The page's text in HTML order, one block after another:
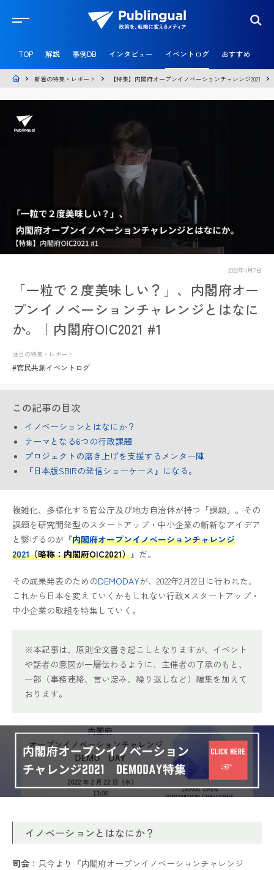
官
共
創
メ
ィ
P
u
b
l
i
n
g
u
TOP 解説 事例DB インタビュー イベントログ おすすめ
新着の特集・レポート 【特集】内閣府オープンイノベーションチャレンジ2021
2022年4月7日
「一粒で２度美味しい？」、内閣府オー
プンイノベーションチャレンジとはなに
か。｜内閣府OIC2021 #1
注目の特集・レポート
#官民共創イベントログ
この記事の目次
イノベーションとはなにか？
テーマとなる6つの行政課題
プロジェクトの磨き上げを支援するメンター陣
『日本版SBIRの発信ショーケース』になる。
複雑化、多様化する官公庁及び地方自治体が持つ「課題」。その
課題を研究開発型のスタートアップ・中小企業の斬新なアイデア
と繋げるのが『内閣府オープンイノベーションチャレンジ
2021（略称：内閣府OIC2021）』だ。
その成果発表のためのDEMODAYが、2022年2月22日に行われた。
これから日本を変えていくかもしれない行政✕スタートアップ・
中小企業の取組を特集していく。
※本記事は、原則全文書き起こしとなりますが、イベント
や話者の意図が一層伝わるように、主催者の了承のもと、
一部（事務連絡、言い淀み、繰り返しなど）編集を加えて
おります。
イノベーションとはなにか？
司会 ：只今より『内閣府オープンイノベーションチャレンジ